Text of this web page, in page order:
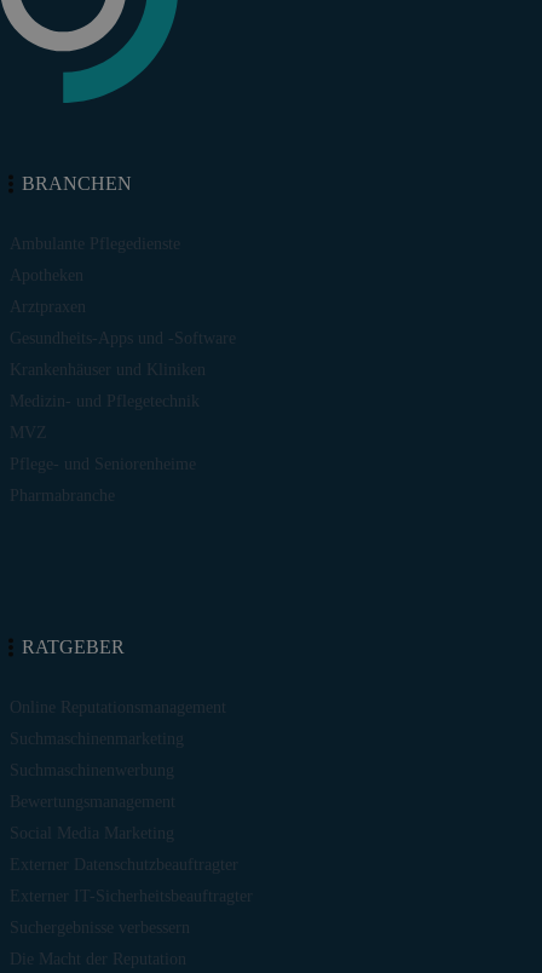
BRANCHEN
Ambulante Pflegedienste
Apotheken
Arztpraxen
Gesundheits-Apps und -Software
Krankenhäuser und Kliniken
Medizin- und Pflegetechnik
MVZ
Pflege- und Seniorenheime
Pharmabranche
RATGEBER
Online Reputationsmanagement
Suchmaschinenmarketing
Suchmaschinenwerbung
Bewertungsmanagement
Social Media Marketing
Externer Datenschutzbeauftragter
Externer IT-Sicherheitsbeauftragter
Suchergebnisse verbessern
Die Macht der Reputation